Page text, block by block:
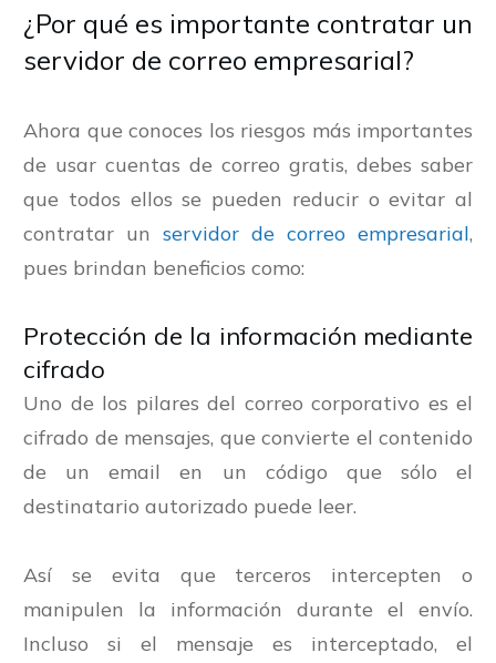
¿Por qué es importante contratar un
servidor de correo empresarial?
Ahora que conoces los riesgos más importantes
de usar cuentas de correo gratis, debes saber
que todos ellos se pueden reducir o evitar al
contratar un servidor de correo empresarial,
pues brindan beneficios como:
Protección de la información mediante
cifrado
Uno de los pilares del correo corporativo es el
cifrado de mensajes, que convierte el contenido
de un email en un código que sólo el
destinatario autorizado puede leer.
Así se evita que terceros intercepten o
manipulen la información durante el envío.
Incluso si el mensaje es interceptado, el